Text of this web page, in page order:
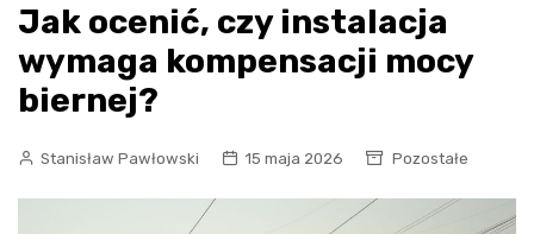
Jak ocenić, czy instalacja
wymaga kompensacji mocy
biernej?
Stanisław Pawłowski 15 maja 2026 Pozostałe